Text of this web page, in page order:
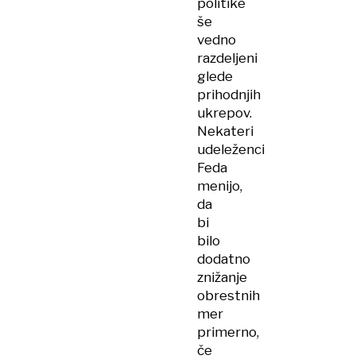
politike
še
vedno
razdeljeni
glede
prihodnjih
ukrepov.
Nekateri
udeleženci
Feda
menijo,
da
bi
bilo
dodatno
znižanje
obrestnih
mer
primerno,
če